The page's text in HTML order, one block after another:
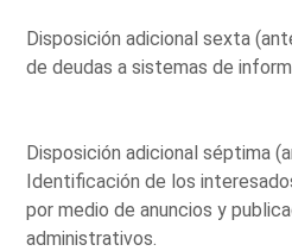
Disposición adicional sexta
de deudas a sistemas de
Disposición adicional séptima
Identificación de los
por medio de anuncios y
administrativos.